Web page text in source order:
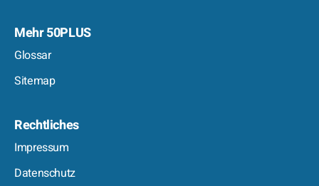
Mehr 50PLUS
Glossar
Sitemap
Rechtliches
Impressum
Datenschutz